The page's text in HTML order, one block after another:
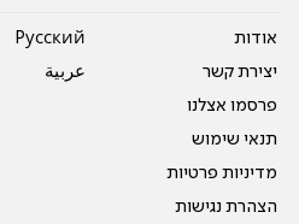
אודות
יצירת קשר
פרסמו אצלנו
תנאי שימוש
מדיניות פרטיות
הצהרת נגישות
Pусский
عربية